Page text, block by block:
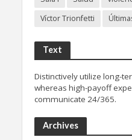
Víctor Trionfetti
Text
Distinctively utilize long-
whereas high-payoff
communicate 24/365.
Archives